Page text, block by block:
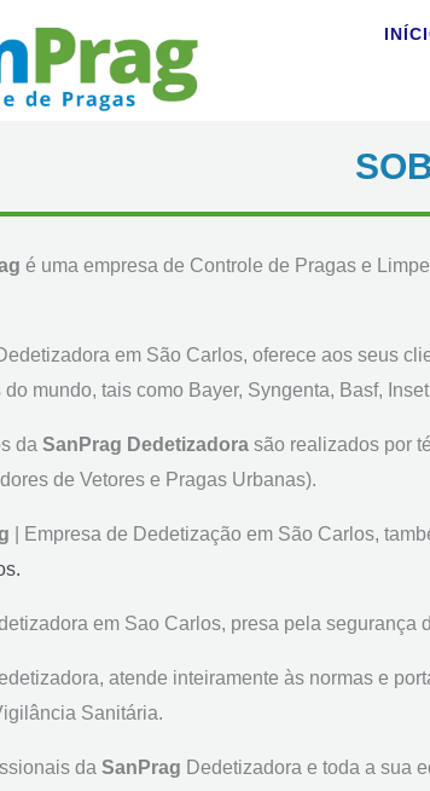
é uma empresa de Controle de Pragas e
em São Carlos, oferece aos seus
mundo, tais como Bayer, Syngenta, Basf,
da SanPrag Dedetizadora são realizados por
de Vetores e Pragas Urbanas).
Empresa de Dedetização em São Carlos,
em Sao Carlos, presa pela
atende inteiramente às normas e
Sanitária.
da SanPrag Dedetizadora e toda a sua